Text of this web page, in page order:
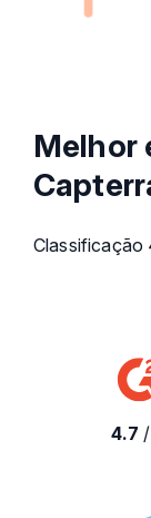
Melhor
Classificação
4.7